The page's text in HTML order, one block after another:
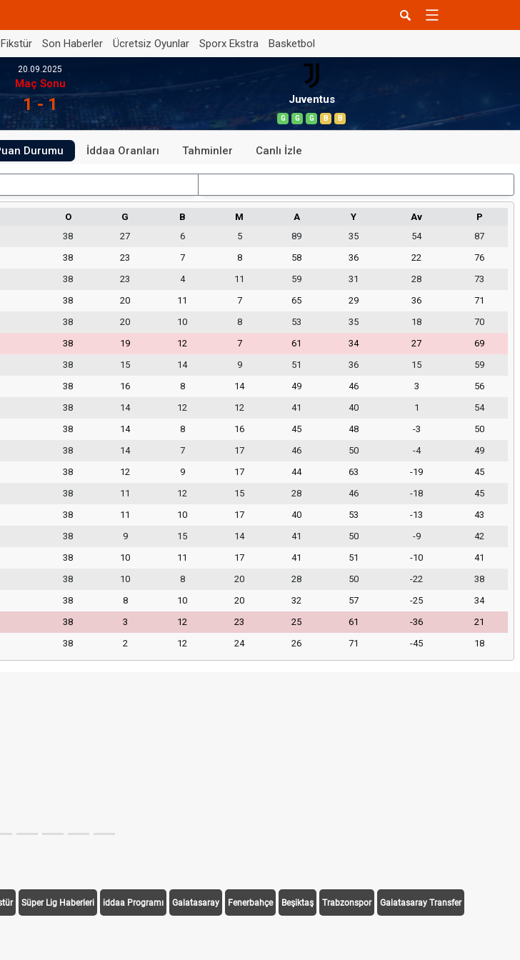
Fikstür Son Haberler Ücretsiz Oyunlar Sporx Ekstra Basketbol
20.09.2025
Maç Sonu
1 - 1 Juventus
G G G B B
Durumu İddaa Oranları Tahminler Canlı İzle
O G B M A Y Av
P
38 27 6 5 89 35 54
87
38 23 7 8 58 36 22
76
38 23 4 11 59 31 28
73
38 20 11 7 65 29 36
71
38 20 10 8 53 35 18
70
38 19 12 7 61 34 27
69
38 15 14 9 51 36 15
59
38 16 8 14 49 46 3
56
38 14 12 12 41 40 1
54
38 14 8 16 45 48 -3
50
38 14 7 17 46 50 -4
49
38 12 9 17 44 63 -19
45
38 11 12 15 28 46 -18
45
38 11 10 17 40 53 -13
43
38 9 15 14 41 50 -9
42
38 10 11 17 41 51 -10
41
38 10 8 20 28 50 -22
38
38 8 10 20 32 57 -25
34
38 3 12 23 25 61 -36
21
38 2 12 24 26 71 -45 18
Süper Lig Haberleri iddaa Programı Galatasaray Fenerbahçe Beşiktaş Trabzonspor Galatasaray Transfer